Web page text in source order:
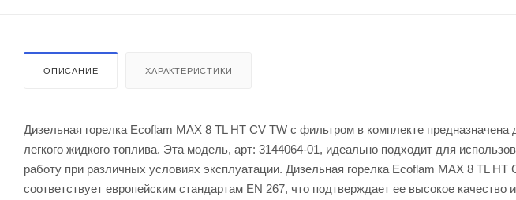
ОПИСАНИЕ ХАРАКТЕРИСТИКИ
Дизельная горелка Ecoflam MAX 8 TL HT CV TW с фильтром в комплекте предназначена
легкого жидкого топлива. Эта модель, арт: 3144064-01, идеально подходит для
работу при различных условиях эксплуатации. Дизельная горелка Ecoflam MAX 8 TL
соответствует европейским стандартам EN 267, что подтверждает ее высокое качество